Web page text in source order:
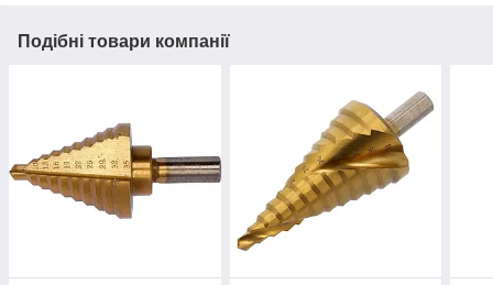
Подібні товари компанії